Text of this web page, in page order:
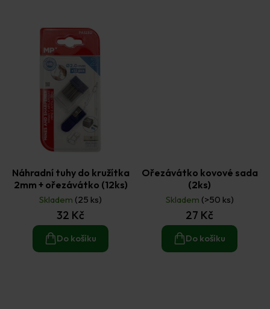
Náhradní tuhy do kružítka
2mm + ořezávátko (12ks)
Skladem (25 ks)
32 Kč
Do košíku
Ořezávátko kovové sada
(2ks)
Skladem (>50 ks)
27 Kč
Do košíku